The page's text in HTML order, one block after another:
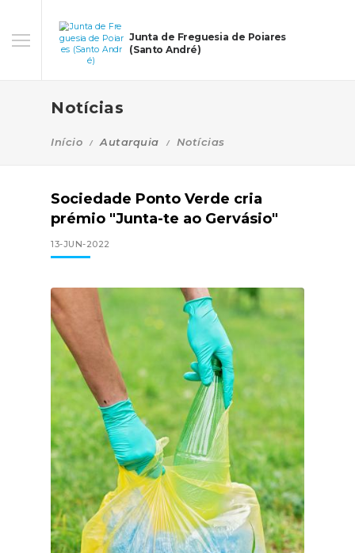
Junta de Freguesia de Poiares
(Santo André)
Notícias
Início Autarquia Notícias
Sociedade Ponto Verde cria
prémio "Junta-te ao Gervásio"
13-JUN-2022